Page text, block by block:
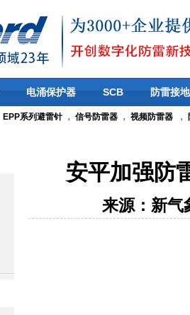
电涌保护器 SCB 防雷接地
EPP系列避雷针， 信号防雷器 ， 视频防雷器 ，
安平加强防
来源：新气